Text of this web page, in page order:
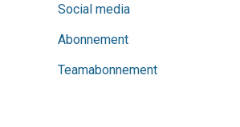
Social media
Abonnement
Teamabonnement